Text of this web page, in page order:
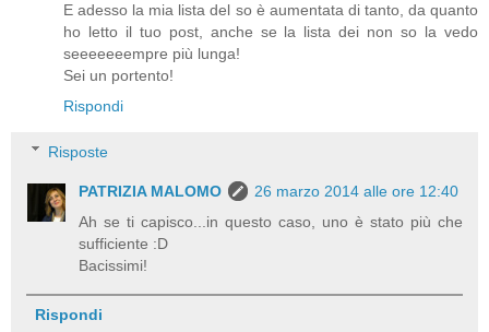
E adesso la mia lista del so è aumentata di tanto, da quanto
ho letto il tuo post, anche se la lista dei non so la vedo
seeeeeeempre più lunga!
Sei un portento!
Rispondi
Risposte
PATRIZIA MALOMO
26 marzo 2014 alle ore 12:40
Ah se ti capisco...in questo caso, uno è stato più che
sufficiente :D
Bacissimi!
Rispondi